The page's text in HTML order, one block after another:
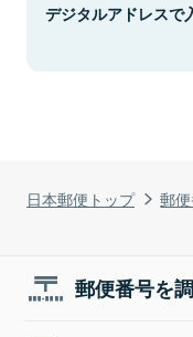
日本郵便トップ 郵
デジタルアドレスで
郵便番号を